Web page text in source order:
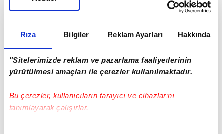
Rıza Bilgiler Reklam Ayarları Hakkında
"Sitelerimizde reklam ve pazarlama faaliyetlerinin
yürütülmesi amaçları ile çerezler kullanılmaktadır.
Bu çerezler, kullanıcıların tarayıcı ve cihazlarını
tanımlayarak çalışırlar.
Bu çerezlere izin vermeniz halinde sizlere özel
Doğukan Yıldırım - Editör
#VİNCENZO MONTELLA #A MİLLİ FUTBOL TAKIMI